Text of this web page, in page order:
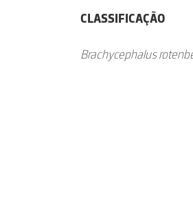
CLASSIFICAÇÃO
Brachycephalus